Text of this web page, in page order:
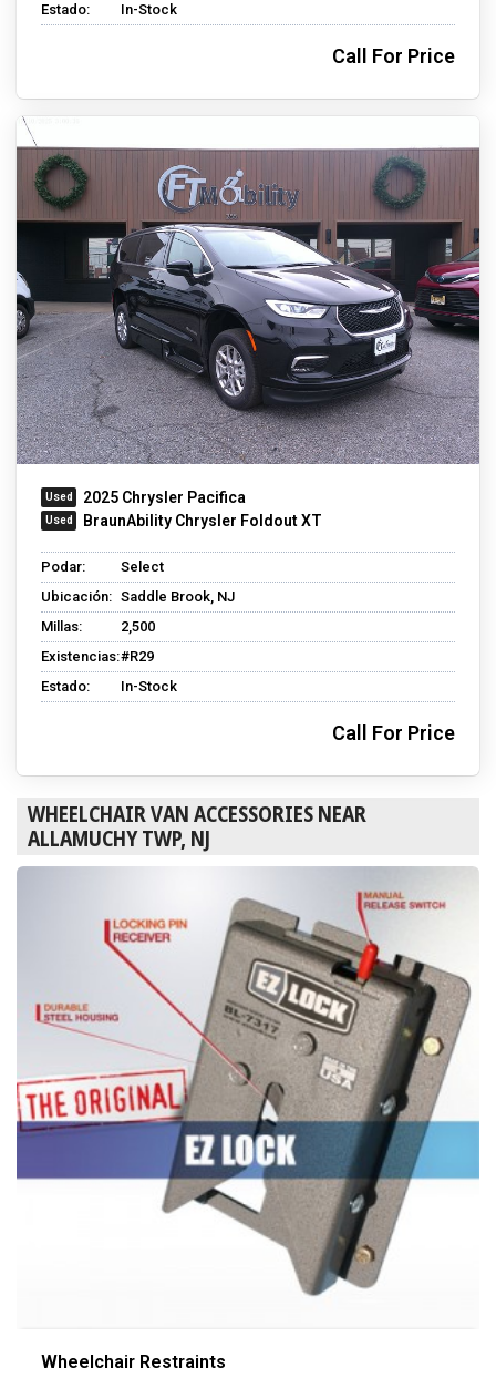
Estado:
In-Stock
Call For Price
2025 Chrysler Pacifica
BraunAbility Chrysler Foldout XT
Podar:
Select
Ubicación: Saddle Brook, NJ
Millas:
2,500
Existencias:#R29
Estado:
In-Stock
Call For Price
WHEELCHAIR VAN ACCESSORIES NEAR
ALLAMUCHY TWP, NJ
Wheelchair Restraints